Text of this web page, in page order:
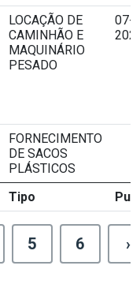
LOCAÇÃO DE
CAMINHÃO E
MAQUINÁRIO
PESADO
07-
FORNECIMENTO
DE SACOS
PLÁSTICOS
Tipo
5 6 ›